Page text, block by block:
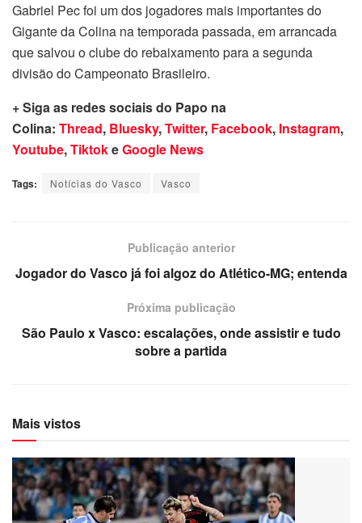
Gabriel Pec foi um dos jogadores mais importantes do
Gigante da Colina na temporada passada, em arrancada
que salvou o clube do rebaixamento para a segunda
divisão do Campeonato Brasileiro.
+ Siga as redes sociais do Papo na
Colina: Thread, Bluesky,Twitter, Facebook, Instagram,
Youtube,TiktokeGoogle News
Tags: Notícias do Vasco Vasco
Publicação anterior
Jogador do Vasco já foi algoz do Atlético-MG; entenda
Próxima publicação
São Paulo x Vasco: escalações, onde assistir e tudo
sobre a partida
Mais vistos